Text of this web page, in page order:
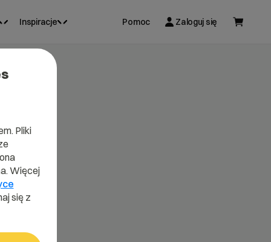
Inspiracje Pomoc Zaloguj się
Pliki
Więcej
się z